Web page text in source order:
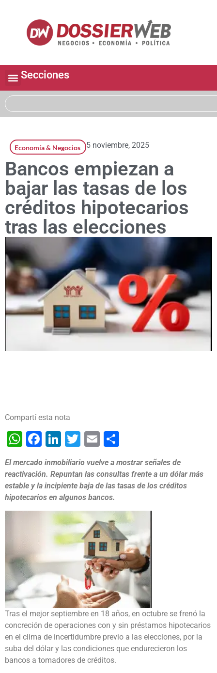
Secciones
Economía & Negocios 5 noviembre, 2025
Bancos empiezan a
bajar las tasas de los
créditos hipotecarios
tras las elecciones
Compartí esta nota
WhatsApp
Facebook
LinkedIn
Twitter
Email
El mercado inmobiliario vuelve a mostrar señales de
reactivación. Repuntan las consultas frente a un dólar más
estable y la incipiente baja de las tasas de los créditos
hipotecarios en algunos bancos.
Tras el mejor septiembre en 18 años, en octubre se frenó la
concreción de operaciones con y sin préstamos hipotecarios
en el clima de incertidumbre previo a las elecciones, por la
suba del dólar y las condiciones que endurecieron los
bancos a tomadores de créditos.